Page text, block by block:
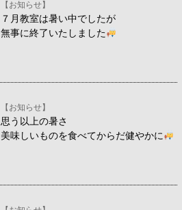
【お知らせ】
７月教室は暑い中でしたが
無事に終了いたしました
【お知らせ】
思う以上の暑さ
美味しいものを食べてからだ健やかに